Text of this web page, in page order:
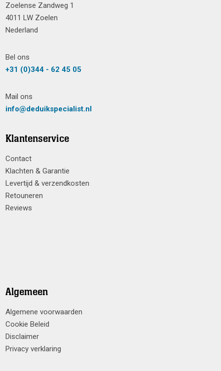
Zoelense Zandweg 1
4011 LW Zoelen
Nederland
Bel ons
+31 (0)344 - 62 45 05
Mail ons
info@deduikspecialist.nl
Klantenservice
Contact
Klachten & Garantie
Levertijd & verzendkosten
Retouneren
Reviews
Algemeen
Algemene voorwaarden
Cookie Beleid
Disclaimer
Privacy verklaring